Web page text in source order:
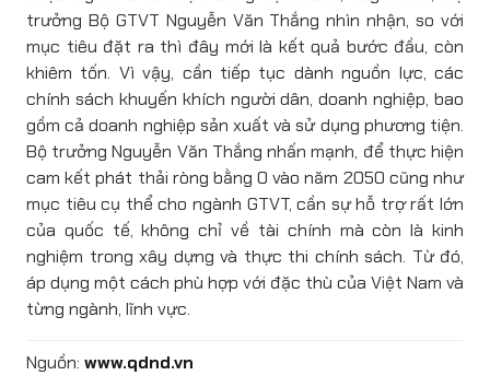
trưởng Bộ GTVT Nguyễn Văn Thắng nhìn nhận, so với
mục tiêu đặt ra thì đây mới là kết quả bước đầu, còn
khiêm tốn. Vì vậy, cần tiếp tục dành nguồn lực, các
chính sách khuyến khích người dân, doanh nghiệp, bao
gồm cả doanh nghiệp sản xuất và sử dụng phương tiện.
Bộ trưởng Nguyễn Văn Thắng nhấn mạnh, để thực hiện
cam kết phát thải ròng bằng 0 vào năm 2050 cũng như
mục tiêu cụ thể cho ngành GTVT, cần sự hỗ trợ rất lớn
của quốc tế, không chỉ về tài chính mà còn là kinh
nghiệm trong xây dựng và thực thi chính sách. Từ đó,
áp dụng một cách phù hợp với đặc thù của Việt Nam và
từng ngành, lĩnh vực.
Nguồn: www.qdnd.vn